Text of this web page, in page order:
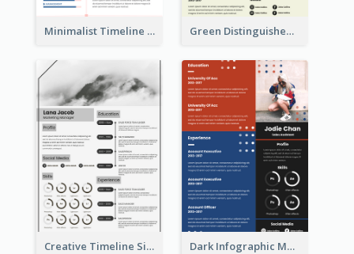
Minimalist Timeline Medical Student Resume Green Distinguished Resume
Creative Timeline Simple Resume Dark Infographic Marketing Assistant Resume